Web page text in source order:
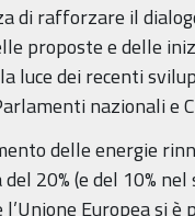
di rafforzare il
proposte e delle
luce dei recenti
nazionali e
delle energie
20% (e del 10%
Europea si